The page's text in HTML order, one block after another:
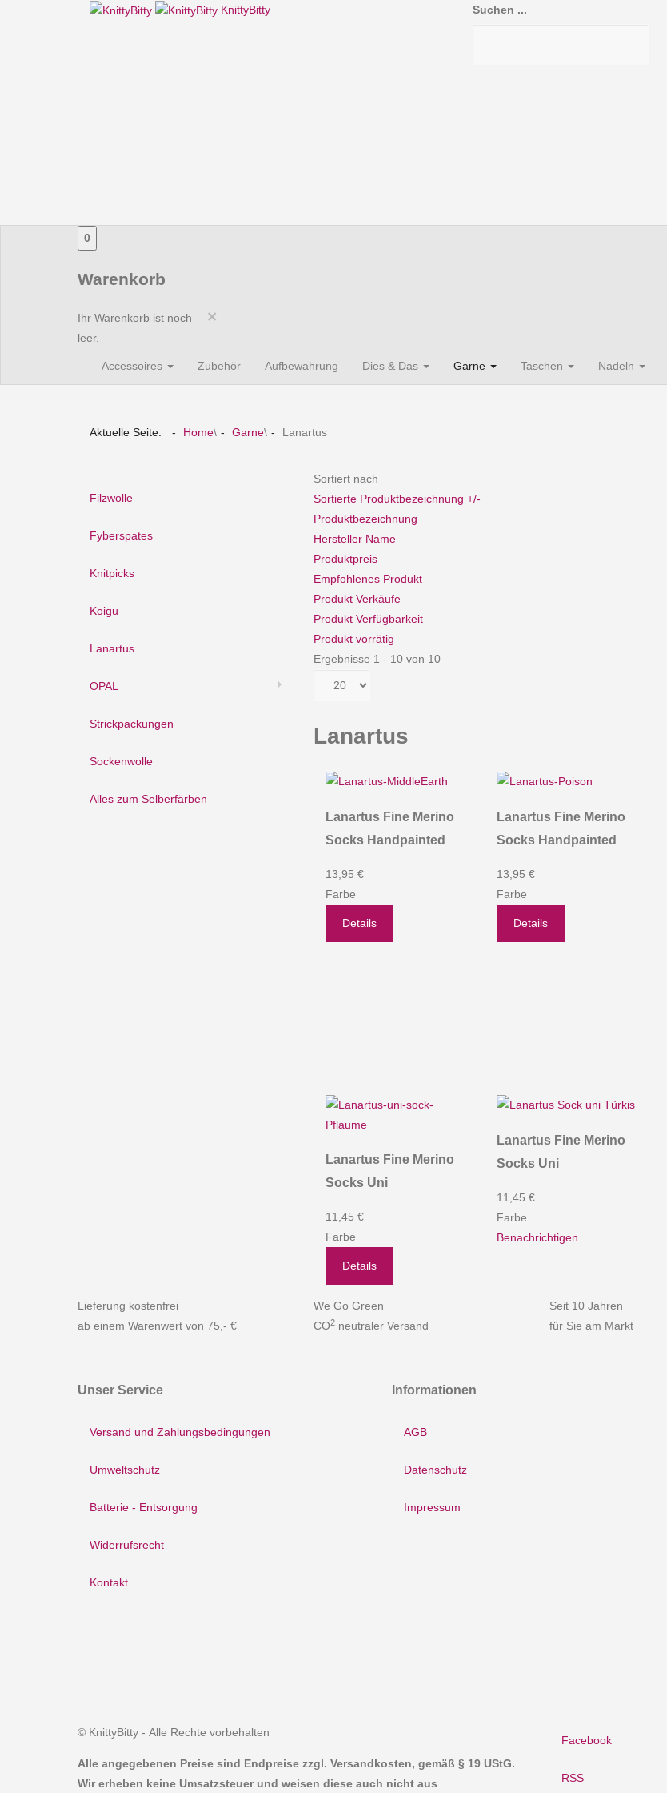
KnittyBitty Suchen ...
0
Warenkorb
×
Ihr Warenkorb ist noch
leer.
Accessoires Zubehör Aufbewahrung Dies & Das Garne Taschen Nadeln
Aktuelle Seite: Home\ Garne\ Lanartus
Sortiert nach
Sortierte Produktbezeichnung +/-
Produktbezeichnung
Hersteller Name
Produktpreis
Empfohlenes Produkt
Produkt Verkäufe
Produkt Verfügbarkeit
Produkt vorrätig
Ergebnisse 1 - 10 von 10
Lanartus
Lanartus Fine Merino
Socks Handpainted
13,95 €
Farbe
Details
Lanartus Fine Merino
Socks Handpainted
13,95 €
Farbe
Details
Lanartus Fine Merino
Socks Uni
11,45 €
Farbe
Details
Lanartus Fine Merino
Socks Uni
11,45 €
Farbe
Benachrichtigen
Filzwolle
Fyberspates
Knitpicks
Koigu
Lanartus
OPAL
Strickpackungen
Sockenwolle
Alles zum Selberfärben
Lieferung kostenfrei
ab einem Warenwert von 75,- €
We Go Green
CO2 neutraler Versand
Seit 10 Jahren
für Sie am Markt
Unser Service
Versand und Zahlungsbedingungen
Umweltschutz
Batterie - Entsorgung
Widerrufsrecht
Kontakt
Informationen
AGB
Datenschutz
Impressum
© KnittyBitty - Alle Rechte vorbehalten
Alle angegebenen Preise sind Endpreise zzgl. Versandkosten, gemäß § 19 UStG.
Wir erheben keine Umsatzsteuer und weisen diese auch nicht aus
Facebook
RSS